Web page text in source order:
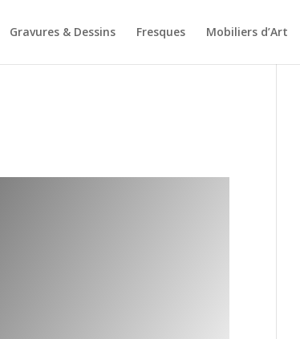
Gravures & Dessins Fresques Mobiliers d’Art